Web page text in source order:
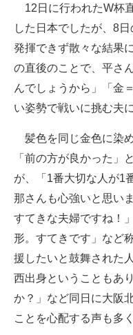
12日に行われたW杯
した日本でしたが、8
発揮できず散々な結果
の直後のことで、平さ
んでしょうから」「金
い姿勢で戦いに挑む夫
髪色を同じ金色に染
「前の方が良かった」
が、「1番大切な人が1
那さんも心強いと思い
すてきな夫婦ですね！
形。すてきです」など
援したいと鼓舞された
西出身ということもあ
か？」など同日に大阪
ことを心配する声も多